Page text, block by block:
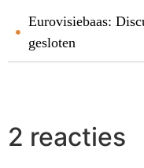
Eurovisiebaas:
gesloten
2 reacties